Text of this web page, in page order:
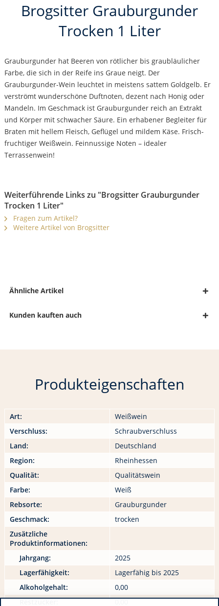
Brogsitter Grauburgunder
Trocken 1 Liter
Grauburgunder hat Beeren von rötlicher bis graubläulicher
Farbe, die sich in der Reife ins Graue neigt. Der
Grauburgunder-Wein leuchtet in meistens sattem Goldgelb. Er
verströmt wunderschöne Duftnoten, dezent nach Honig oder
Mandeln. Im Geschmack ist Grauburgunder reich an Extrakt
und Körper mit schwacher Säure. Ein erhabener Begleiter für
Braten mit hellem Fleisch, Geflügel und mildem Käse. Frisch-
fruchtiger Weißwein. Feinnussige Noten – idealer
Terrassenwein!
Weiterführende Links zu "Brogsitter Grauburgunder
Trocken 1 Liter"
Fragen zum Artikel?
Weitere Artikel von Brogsitter
Ähnliche Artikel
Kunden kauften auch
Produkteigenschaften
Art:
Weißwein
Verschluss:
Schraubverschluss
Land:
Deutschland
Region:
Rheinhessen
Qualität:
Qualitätswein
Farbe:
Weiß
Rebsorte:
Grauburgunder
Geschmack:
trocken
Zusätzliche
Produktinformationen:
Jahrgang:
2025
Lagerfähigkeit:
Lagerfähig bis 2025
Alkoholgehalt:
0,00